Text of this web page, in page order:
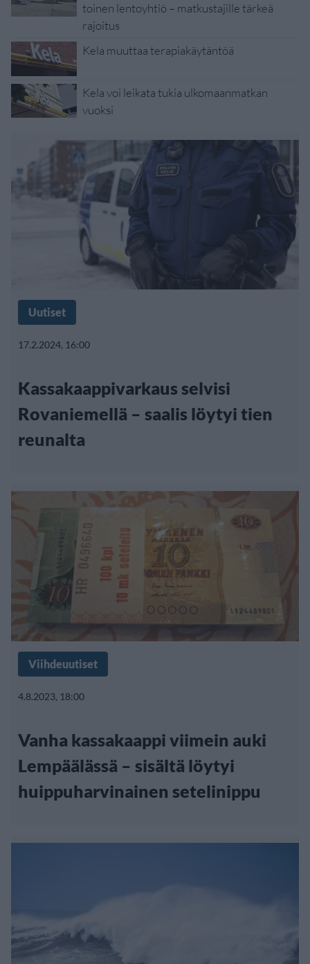
toinen lentoyhtiö – matkustajille tärkeä
rajoitus
Kela muuttaa terapiakäytäntöä
Kela voi leikata tukia ulkomaanmatkan
vuoksi
Uutiset
17.2.2024, 16:00
Kassakaappivarkaus selvisi
Rovaniemellä – saalis löytyi tien
reunalta
Viihdeuutiset
4.8.2023, 18:00
Vanha kassakaappi viimein auki
Lempäälässä – sisältä löytyi
huippuharvinainen setelinippu